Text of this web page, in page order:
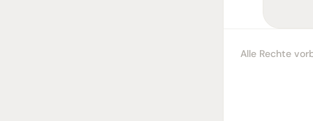
Alle Rechte